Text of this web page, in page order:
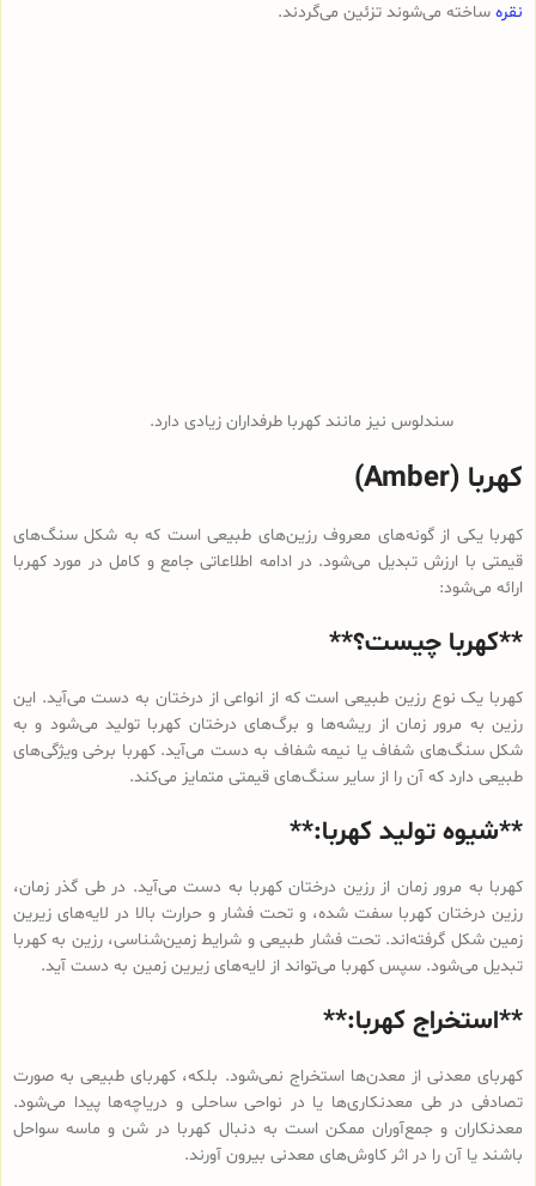
نقره ساخته می‌شوند تزئین می‌گردند.
سندلوس نیز مانند کهربا طرفداران زیادی دارد.
کهربا (Amber)
کهربا یکی از گونه‌های معروف رزین‌های طبیعی است که به شکل سنگ‌های
قیمتی با ارزش تبدیل می‌شود. در ادامه اطلاعاتی جامع و کامل در مورد کهربا
ارائه می‌شود:
**کهربا چیست؟**
کهربا یک نوع رزین طبیعی است که از انواعی از درختان به دست می‌آید. این
رزین به مرور زمان از ریشه‌ها و برگ‌های درختان کهربا تولید می‌شود و به
شکل سنگ‌های شفاف یا نیمه شفاف به دست می‌آید. کهربا برخی ویژگی‌های
طبیعی دارد که آن را از سایر سنگ‌های قیمتی متمایز می‌کند.
**شیوه تولید کهربا:**
کهربا به مرور زمان از رزین درختان کهربا به دست می‌آید. در طی گذر زمان،
رزین درختان کهربا سفت شده، و تحت فشار و حرارت بالا در لایه‌های زیرین
زمین شکل گرفته‌اند. تحت فشار طبیعی و شرایط زمین‌شناسی، رزین به کهربا
تبدیل می‌شود. سپس کهربا می‌تواند از لایه‌های زیرین زمین به دست آید.
**استخراج کهربا:**
کهربای معدنی از معدن‌ها استخراج نمی‌شود. بلکه، کهربای طبیعی به صورت
تصادفی در طی معدنکاری‌ها یا در نواحی ساحلی و دریاچه‌ها پیدا می‌شود.
معدنکاران و جمع‌آوران ممکن است به دنبال کهربا در شن و ماسه سواحل
باشند یا آن را در اثر کاوش‌های معدنی بیرون آورند.